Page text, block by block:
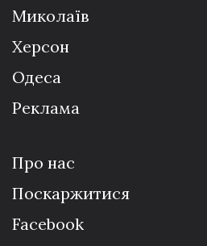
Миколаїв
Херсон
Одеса
Реклама
Про нас
Поскаржитися
Facebook